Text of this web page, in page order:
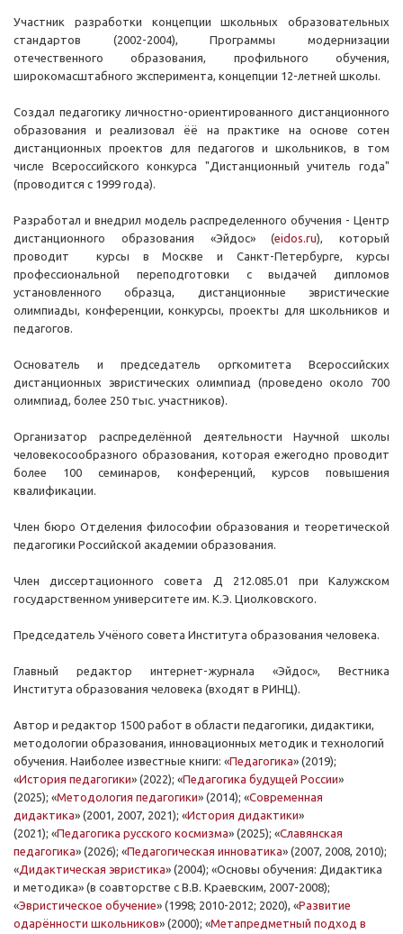
Участник разработки концепции школьных образовательных
стандартов (2002-2004), Программы модернизации
отечественного образования, профильного обучения,
широкомасштабного эксперимента, концепции 12-летней школы.
Создал педагогику личностно-ориентированного дистанционного
образования и реализовал ёё на практике на основе сотен
дистанционных проектов для педагогов и школьников, в том
числе Всероссийского конкурса "Дистанционный учитель года"
(проводится с 1999 года).
Разработал и внедрил модель распределенного обучения - Центр
дистанционного образования «Эйдос» (eidos.ru), который
проводит курсы в Москве и Санкт-Петербурге, курсы
профессиональной переподготовки с выдачей дипломов
установленного образца, дистанционные эвристические
олимпиады, конференции, конкурсы, проекты для школьников и
педагогов.
Основатель и председатель оргкомитета Всероссийских
дистанционных эвристических олимпиад (проведено около 700
олимпиад, более 250 тыс. участников).
Организатор распределённой деятельности Научной школы
человекосообразного образования, которая ежегодно проводит
более 100 семинаров, конференций, курсов повышения
квалификации.
Член бюро Отделения философии образования и теоретической
педагогики Российской академии образования.
Член диссертационного совета Д 212.085.01 при Калужском
государственном университете им. К.Э. Циолковского.
Председатель Учёного совета Института образования человека.
Главный редактор интернет-журнала «Эйдос», Вестника
Института образования человека (входят в РИНЦ).
Автор и редактор 1500 работ в области педагогики, дидактики,
методологии образования, инновационных методик и технологий
обучения. Наиболее известные книги: «Педагогика» (2019);
«История педагогики» (2022); «Педагогика будущей России»
(2025); «Методология педагогики» (2014); «Современная
дидактика» (2001, 2007, 2021); «История дидактики»
(2021); «Педагогика русского космизма» (2025); «Славянская
педагогика» (2026); «Педагогическая инноватика» (2007, 2008, 2010);
«Дидактическая эвристика» (2004); «Основы обучения: Дидактика
и методика» (в соавторстве с В.В. Краевским, 2007-2008);
«Эвристическое обучение» (1998; 2010-2012; 2020), «Развитие
одарённости школьников» (2000); «Метапредметный подход в